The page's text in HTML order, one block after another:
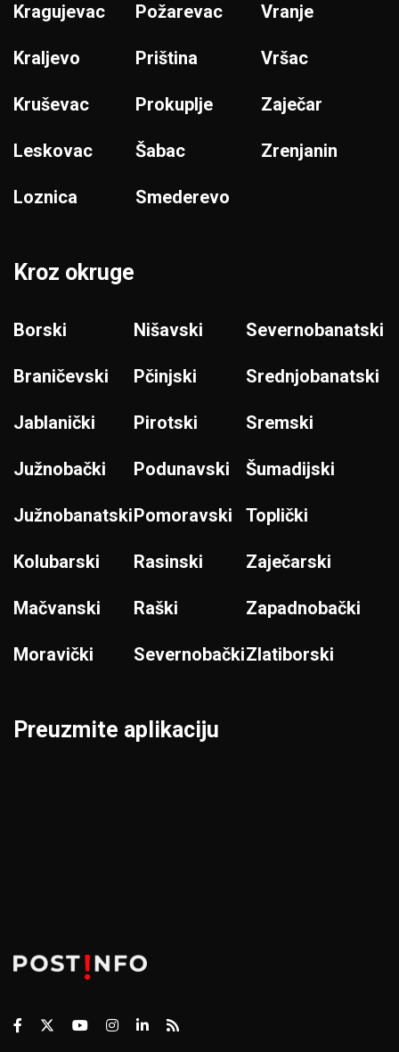
Kragujevac
Kraljevo
Kruševac
Leskovac
Loznica
Požarevac
Priština
Prokuplje
Šabac
Smederevo
Vranje
Vršac
Zaječar
Zrenjanin
Kroz okruge
Borski
Braničevski
Jablanički
Južnobački
Južnobanatski
Kolubarski
Mačvanski
Moravički
Nišavski
Pčinjski
Pirotski
Podunavski
Pomoravski
Rasinski
Raški
Severnobački
Severnobanatski
Srednjobanatski
Sremski
Šumadijski
Toplički
Zaječarski
Zapadnobački
Zlatiborski
Preuzmite aplikaciju